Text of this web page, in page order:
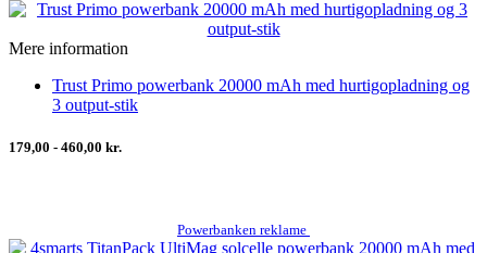
Mere information
Trust Primo powerbank 20000 mAh med hurtigopladning og
3 output-stik
179,00 - 460,00 kr.
Powerbanken reklame